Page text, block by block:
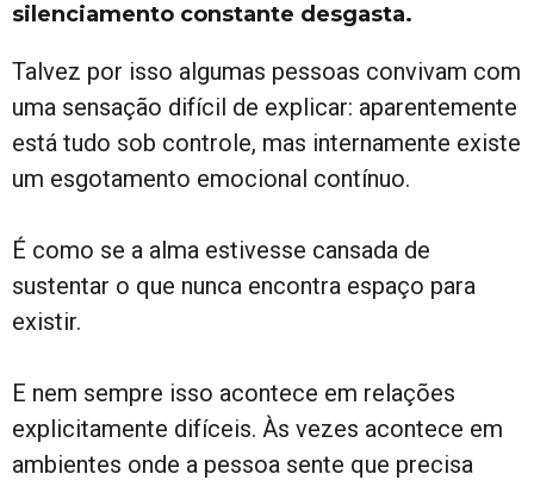
silenciamento constante desgasta.
Talvez por isso algumas pessoas convivam com
uma sensação difícil de explicar: aparentemente
está tudo sob controle, mas internamente existe
um esgotamento emocional contínuo.
É como se a alma estivesse cansada de
sustentar o que nunca encontra espaço para
existir.
E nem sempre isso acontece em relações
explicitamente difíceis. Às vezes acontece em
ambientes onde a pessoa sente que precisa